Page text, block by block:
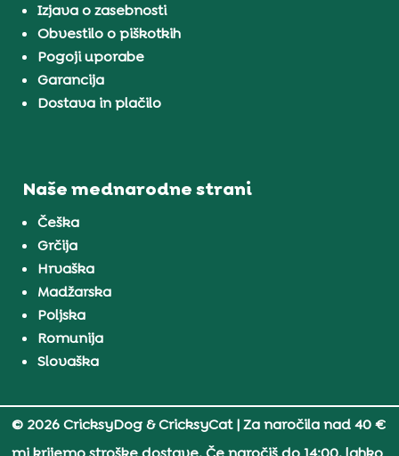
Izjava o zasebnosti
Obvestilo o piškotkih
Pogoji uporabe
Garancija
Dostava in plačilo
Naše mednarodne strani
Češka
Grčija
Hrvaška
Madžarska
Poljska
Romunija
Slovaška
© 2026 CricksyDog & CricksyCat| Za naročila nad 40 €